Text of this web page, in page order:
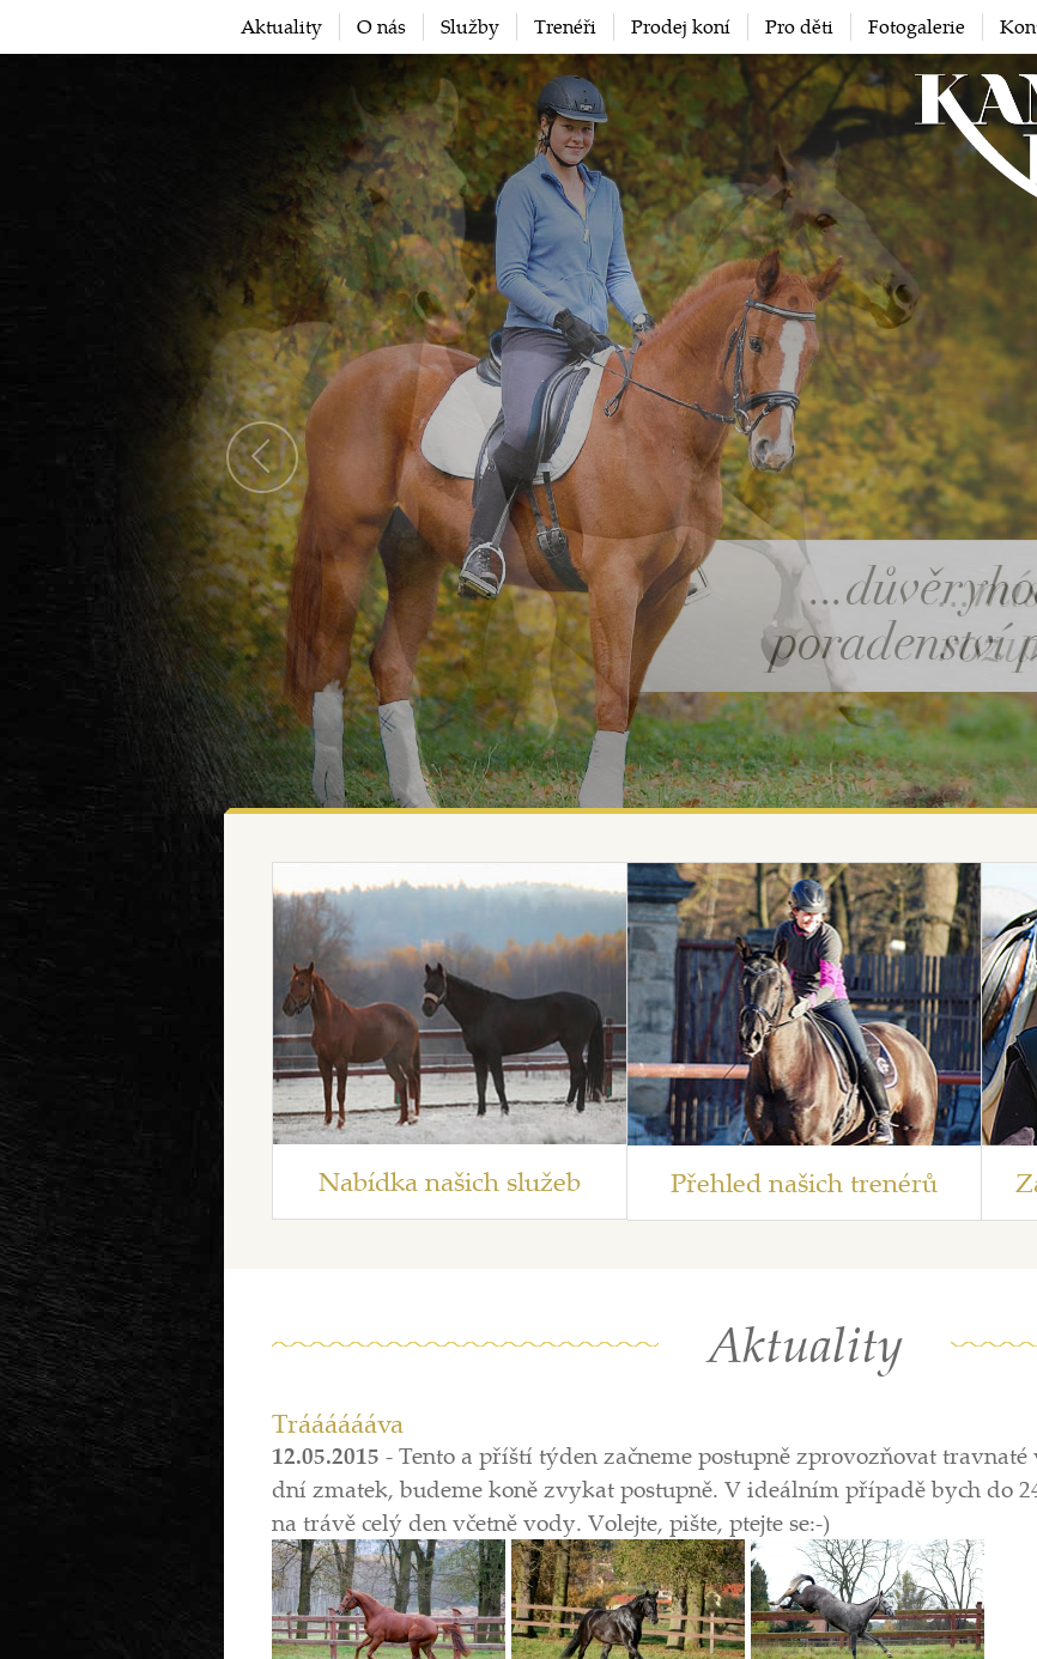
Aktuality O nás Služby Trenéři Prodej koní Pro děti Fotogalerie
Nabídka našich služeb Přehled našich trenérů
Aktuality
Trááááááva
12.05.2015 -Tento a příští týden začneme postupně zprovozňovat
dní zmatek, budeme koně zvykat postupně. V ideálním případě bych do
na trávě celý den včetně vody. Volejte, pište, ptejte se:-)